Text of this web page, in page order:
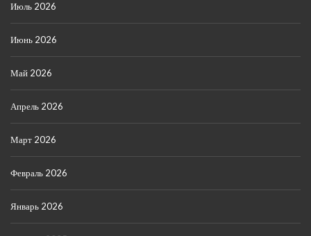
Июль 2026
Июнь 2026
Май 2026
Апрель 2026
Март 2026
Февраль 2026
Январь 2026